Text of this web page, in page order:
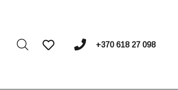
+370 618 27 098